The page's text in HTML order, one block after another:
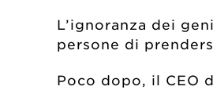
L’ignoranza dei
persone di
Poco dopo, il CEO